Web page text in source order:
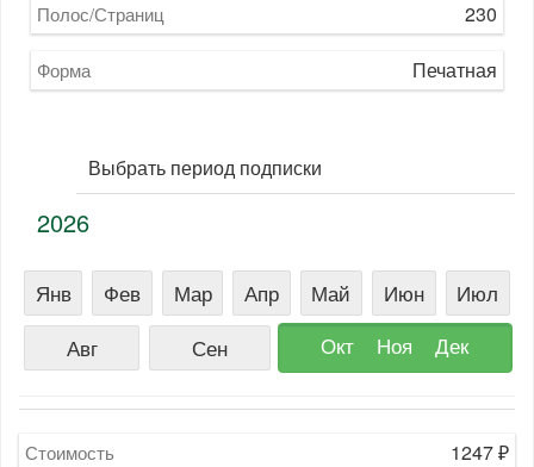
Полос/Страниц 230
Форма Печатная
Выбрать период подписки
2026
Янв Фев Мар Апр Май Июн
Июл
Авг
Сен Окт Ноя Дек
Стоимость 1247₽